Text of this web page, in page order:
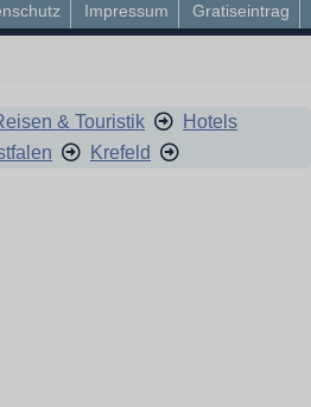
Impressum Gratiseintrag
& Touristik
Hotels
Krefeld